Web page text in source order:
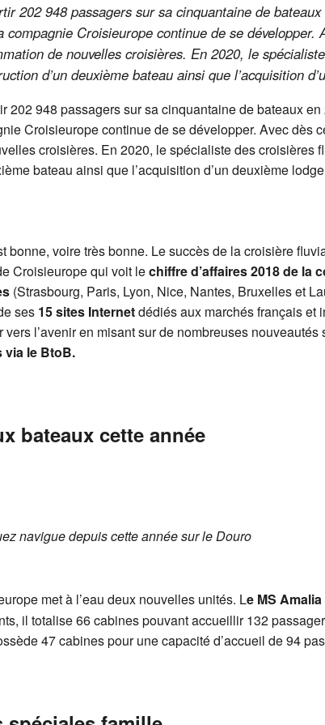
202 948 passagers sur sa cinquantaine de
compagnie Croisieurope continue de se
de nouvelles croisières. En 2020, le
d’un deuxième bateau ainsi que l’acquisition
202 948 passagers sur sa cinquantaine de bateaux
Croisieurope continue de se développer. Avec dès
croisières. En 2020, le spécialiste des
bateau ainsi que l’acquisition d’un deuxième
bonne, voire très bonne. Le succès de la croisière
Croisieurope qui voit lechiffre d’affaires 2018 de la
(Strasbourg, Paris, Lyon, Nice, Nantes, Bruxelles et
ses 15 sites Internetdédiés aux marchés français et
l’avenir en misant sur de nombreuses
via le BtoB.
bateaux cette année
navigue depuis cette année sur le Douro
met à l’eau deux nouvelles unités. Le MS
il totalise 66 cabines pouvant accueillir 132
47 cabines pour une capacité d’accueil de 94